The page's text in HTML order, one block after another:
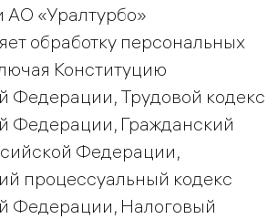
АО «Уралтурбо»
обработку персональных
Конституцию
Федерации, Трудовой кодекс
Федерации, Гражданский
Федерации,
процессуальный кодекс
Федерации, Налоговый